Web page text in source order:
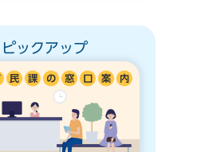
ピックアップ